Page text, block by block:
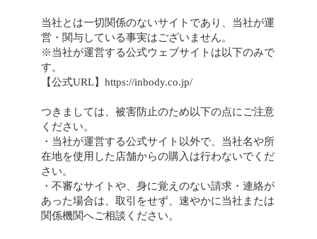
当社とは一切関係のないサイトであり、当社が運
営・関与している事実はございません。
※当社が運営する公式ウェブサイトは以下のみで
す。
【公式URL】 https://inbody.co.jp/
つきましては、被害防止のため以下の点にご注意
ください。
・当社が運営する公式サイト以外で、当社名や所
在地を使用した店舗からの購入は行わないでくだ
さい。
・不審なサイトや、身に覚えのない請求・連絡が
あった場合は、取引をせず、速やかに当社または
関係機関へご相談ください。